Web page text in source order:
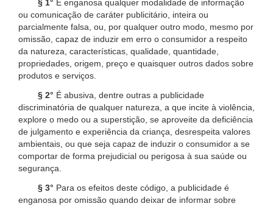
§ 1° É enganosa qualquer modalidade de informação
ou comunicação de caráter publicitário, inteira ou
parcialmente falsa, ou, por qualquer outro modo, mesmo por
omissão, capaz de induzir em erro o consumidor a respeito
da natureza, características, qualidade, quantidade,
propriedades, origem, preço e quaisquer outros dados sobre
produtos e serviços.
§ 2° É abusiva, dentre outras a publicidade
discriminatória de qualquer natureza, a que incite à violência,
explore o medo ou a superstição, se aproveite da deficiência
de julgamento e experiência da criança, desrespeita valores
ambientais, ou que seja capaz de induzir o consumidor a se
comportar de forma prejudicial ou perigosa à sua saúde ou
segurança.
§ 3° Para os efeitos deste código, a publicidade é
enganosa por omissão quando deixar de informar sobre